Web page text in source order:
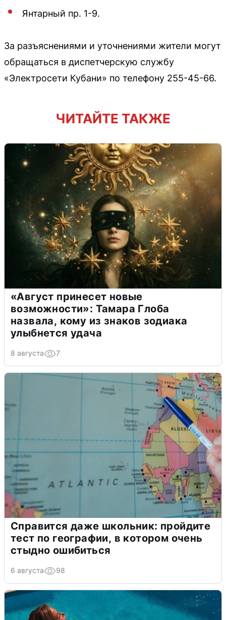
Янтарный пр. 1-9.
За разъяснениями и уточнениями жители могут
обращаться в диспетчерскую службу
«Электросети Кубани» по телефону 255-45-66.
ЧИТАЙТЕ ТАКЖЕ
«Август принесет новые
возможности»: Тамара Глоба
назвала, кому из знаков зодиака
улыбнется удача
8 августа 7
Справится даже школьник: пройдите
тест по географии, в котором очень
стыдно ошибиться
6 августа 98